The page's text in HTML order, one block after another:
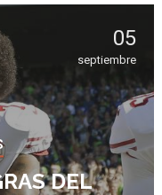
05
septiembre
DEL